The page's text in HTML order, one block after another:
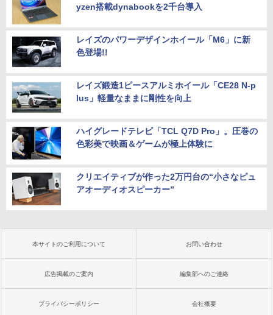
yzen搭載dynabookを2千台導入
レイズのパワーデザインホイール「M6」に新
色登場!!
レイズ鍛造1ピースアルミホイール「CE28 N-p
lus」軽量なままに剛性を向上
ハイグレードテレビ「TCL Q7D Pro」。圧巻の
色彩美で映画＆ゲームが極上体験に
クリエイティブが作った2万円台の“小さなピュ
アオーディオスピーカー”
本サイトのご利用について お問い合わせ
広告掲載のご案内 編集部へのご連絡
プライバシーポリシー 会社概要